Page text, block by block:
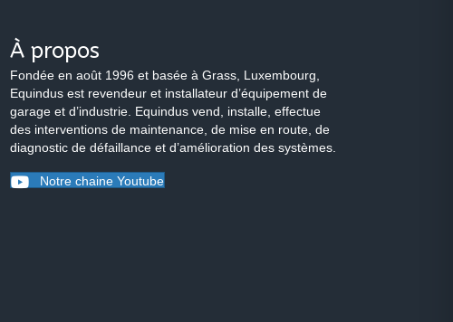
À propos
Fondée en août 1996 et basée à Grass, Luxembourg,
Equindus est revendeur et installateur d’équipement de
garage et d’industrie. Equindus vend, installe, effectue
des interventions de maintenance, de mise en route, de
diagnostic de défaillance et d’amélioration des systèmes.
Notre chaine Youtube